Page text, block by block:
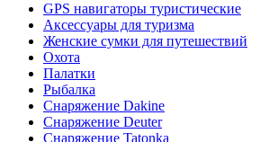
GPS навигаторы туристические
Аксессуары для туризма
Женские сумки для путешествий
Охота
Палатки
Рыбалка
Снаряжение Dakine
Снаряжение Deuter
Снаряжение Tatonka